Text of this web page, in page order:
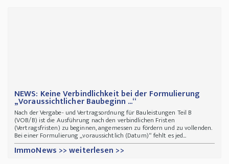
NEWS: Keine Verbindlichkeit bei der Formulierung
„Voraussichtlicher Baubeginn ...“
Nach der Vergabe- und Vertragsordnung für Bauleistungen Teil B
(VOB/B) ist die Ausführung nach den verbindlichen Fristen
(Vertragsfristen) zu beginnen, angemessen zu fördern und zu vollenden.
Bei einer Formulierung „voraussichtlich (Datum)“ fehlt es jed...
ImmoNews >> weiterlesen >>